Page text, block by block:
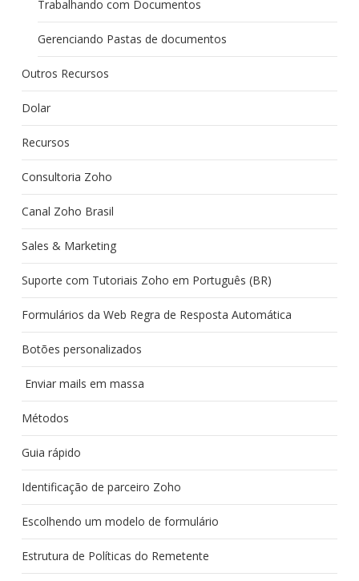
Trabalhando com Documentos
Gerenciando Pastas de documentos
Outros Recursos
Dolar
Recursos
Consultoria Zoho
Canal Zoho Brasil
Sales & Marketing
Suporte com Tutoriais Zoho em Português (BR)
Formulários da Web Regra de Resposta Automática
Botões personalizados
Enviar mails em massa
Métodos
Guia rápido
Identificação de parceiro Zoho
Escolhendo um modelo de formulário
Estrutura de Políticas do Remetente